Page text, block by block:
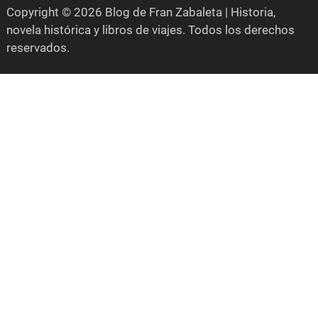
Copyright © 2026 Blog de Fran Zabaleta | Historia,
novela histórica y libros de viajes. Todos los derechos
reservados.